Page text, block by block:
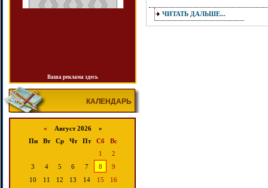
Ваша реклама здесь
КАЛЕНДАРЬ
« Август 2026 »
Пн
Вт Ср Чт Пт Сб
Вс
1
2
3
4 5 6 7 8
9
10
11 12 13 14 15
16
ЧИТАТЬ ДАЛЬШЕ...